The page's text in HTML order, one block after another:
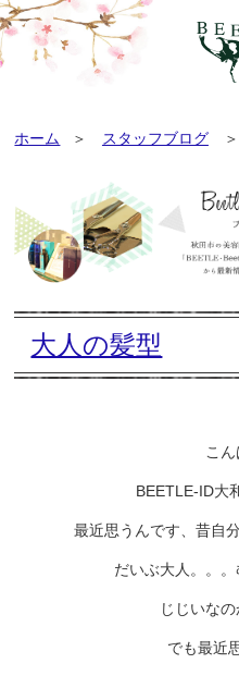
ホーム スタッフブログ
大人の髪型
こ
BEETLE-ID大
最近思うんです、昔自
だいぶ大人。。
じじいな
でも最近